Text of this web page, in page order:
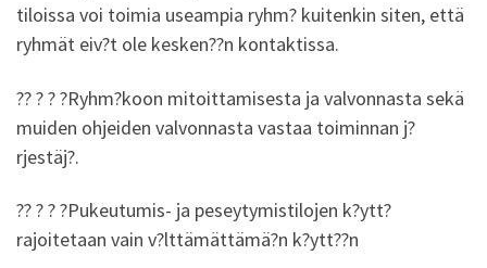
tiloissa voi toimia useampia ryhm? kuitenkin siten, että
ryhmät eiv?t ole kesken??n kontaktissa.
?? ? ? ?Ryhm?koon mitoittamisesta ja valvonnasta sekä
muiden ohjeiden valvonnasta vastaa toiminnan j?
rjestäj?.
?? ? ? ?Pukeutumis- ja peseytymistilojen k?ytt?
rajoitetaan vain v?lttämättämä?n k?ytt??n